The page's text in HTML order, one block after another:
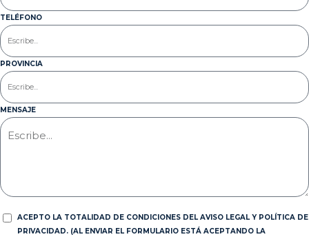
TELÉFONO
PROVINCIA
MENSAJE
ACEPTO LA TOTALIDAD DE CONDICIONES DEL AVISO LEGAL Y POLÍTICA DE
PRIVACIDAD. (AL ENVIAR EL FORMULARIO ESTÁ ACEPTANDO LA